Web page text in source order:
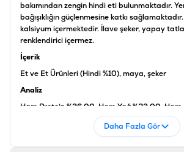
bakımından zengin hindi eti bulunmaktadır.
bağışıklığın güçlenmesine katkı sağlamaktadır.
kalsiyum içermektedir. İlave şeker, yapay
renklendirici içermez.
İçerik
Et ve Et Ürünleri (Hindi %10), maya, şeker
Analiz
Ham Protein %36.00, Ham Yağ %23.00, Ham
%8.50, Nem %27.00, Kalsiyum %1.3
Daha Fazla Gör